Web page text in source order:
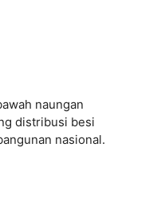
naungan
distribusi besi
nasional.